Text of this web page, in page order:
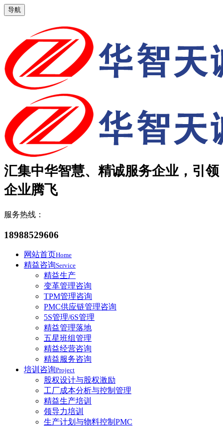
导航
汇集中华智慧、精诚服务企业，引领
企业腾飞
服务热线：
18988529606
网站首页Home
精益咨询Service
精益生产
变革管理咨询
TPM管理咨询
PMC供应链管理咨询
5S管理/6S管理
精益管理落地
五星班组管理
精益经营咨询
精益服务咨询
培训咨询Project
股权设计与股权激励
工厂成本分析与控制管理
精益生产培训
领导力培训
生产计划与物料控制PMC